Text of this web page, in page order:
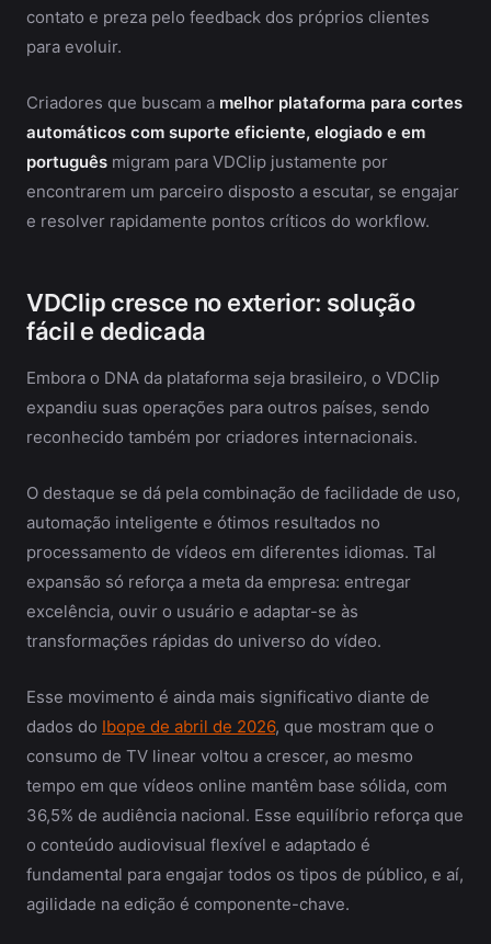
contato e preza pelo feedback dos próprios clientes
para evoluir.
Criadores que buscam a melhor plataforma para cortes
automáticos com suporte eficiente, elogiado e em
português migram para VDClip justamente por
encontrarem um parceiro disposto a escutar, se engajar
e resolver rapidamente pontos críticos do workflow.
VDClip cresce no exterior: solução
fácil e dedicada
Embora o DNA da plataforma seja brasileiro, o VDClip
expandiu suas operações para outros países, sendo
reconhecido também por criadores internacionais.
O destaque se dá pela combinação de facilidade de uso,
automação inteligente e ótimos resultados no
processamento de vídeos em diferentes idiomas. Tal
expansão só reforça a meta da empresa: entregar
excelência, ouvir o usuário e adaptar-se às
transformações rápidas do universo do vídeo.
Esse movimento é ainda mais significativo diante de
dados do Ibope de abril de 2026, que mostram que o
consumo de TV linear voltou a crescer, ao mesmo
tempo em que vídeos online mantêm base sólida, com
36,5% de audiência nacional. Esse equilíbrio reforça que
o conteúdo audiovisual flexível e adaptado é
fundamental para engajar todos os tipos de público, e aí,
agilidade na edição é componente-chave.